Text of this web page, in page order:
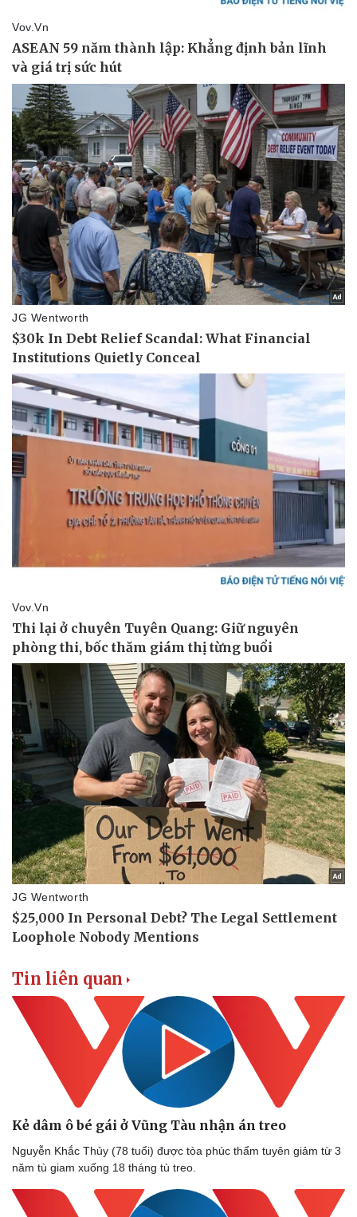
Doanh nghiệp
Thông tin doanh nghiệp
Doanh nghiệp 24h
Doanh nhân
Vì cộng đồng
Sành điệu
Tin Công nghệ
Trải nghiệm
Chuyển đổi số
Sức khỏe
Dinh dưỡng - món ngon
Đời sống
Nhà đẹp
Tin liên quan
Kẻ dâm ô bé gái ở Vũng Tàu nhận án treo
Nguyễn Khắc Thủy (78 tuổi) được tòa phúc thẩm tuyên giảm từ 3
năm tù giam xuống 18 tháng tù treo.